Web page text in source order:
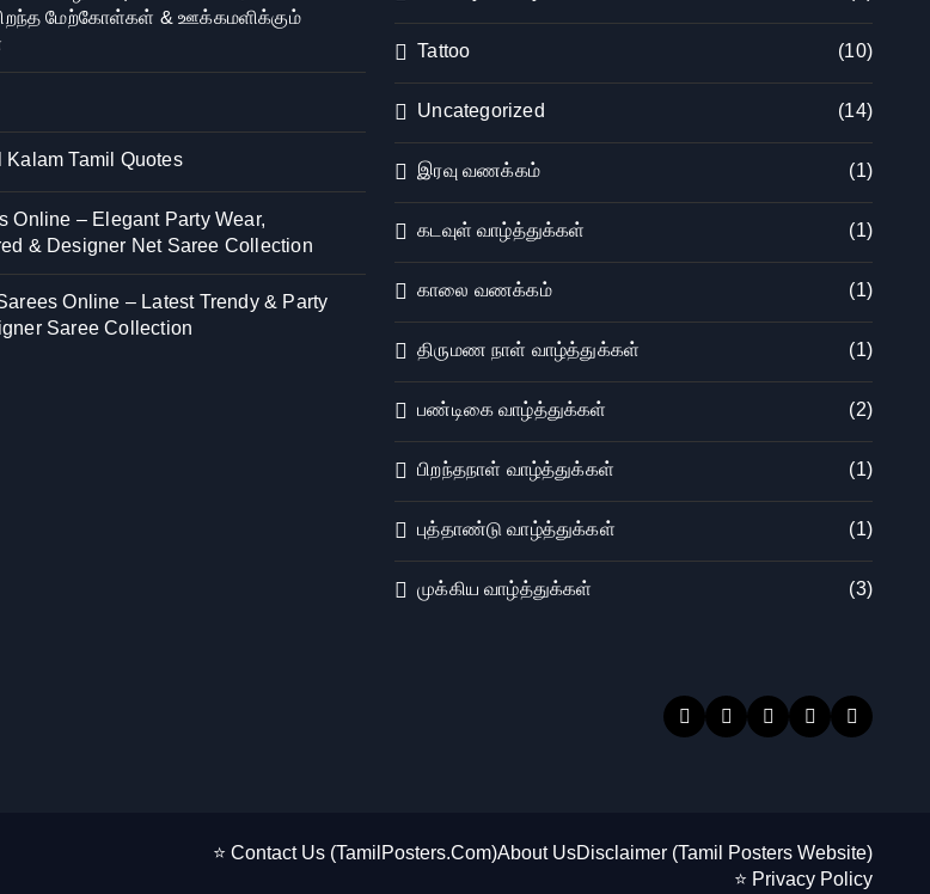
சிறந்த மேற்கோள்கள் & ஊக்கமளிக்கும்
Kalam Tamil Quotes
Online – Elegant Party Wear,
& Designer Net Saree Collection
Online – Latest Trendy & Party
Saree Collection
Tattoo (10)
Uncategorized (14)
இரவு வணக்கம் (1)
கடவுள் வாழ்த்துக்கள் (1)
காலை வணக்கம் (1)
திருமண நாள் வாழ்த்துக்கள் (1)
பண்டிகை வாழ்த்துக்கள் (2)
பிறந்தநாள் வாழ்த்துக்கள் (1)
புத்தாண்டு வாழ்த்துக்கள் (1)
முக்கிய வாழ்த்துக்கள் (3)
⭐ Contact Us (TamilPosters.Com)About UsDisclaimer (Tamil Posters Website)
⭐ Privacy Policy